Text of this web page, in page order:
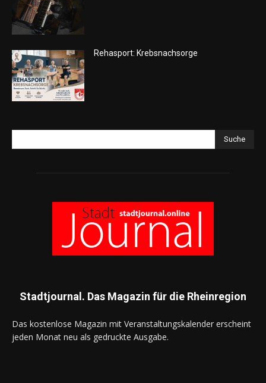
Rehasport: Krebsnachsorge
Suche
Stadtjournal. Das Magazin für die Rheinregion
Das kostenlose Magazin mit Veranstaltungskalender erscheint
jeden Monat neu als gedruckte Ausgabe.